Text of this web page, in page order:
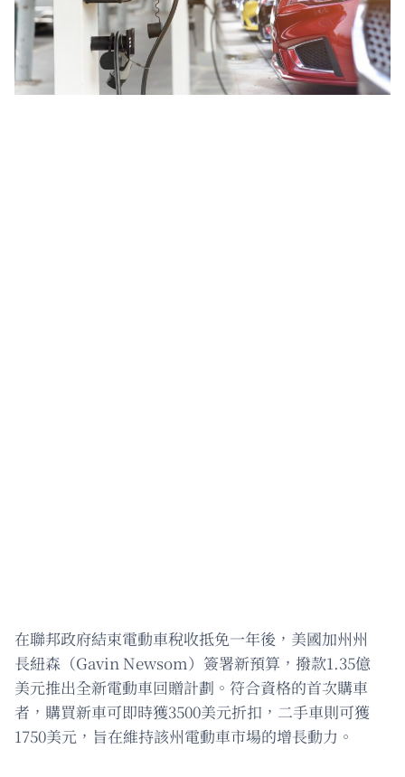
在聯邦政府結束電動車稅收抵免一年後，美國加州州
長紐森（Gavin Newsom）簽署新預算，撥款1.35億
美元推出全新電動車回贈計劃。符合資格的首次購車
者，購買新車可即時獲3500美元折扣，二手車則可獲
1750美元，旨在維持該州電動車市場的增長動力。